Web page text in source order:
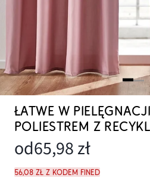
ŁATWE W
POLIESTREM Z
od65,98 zł
56,08 zł z kodem FINED